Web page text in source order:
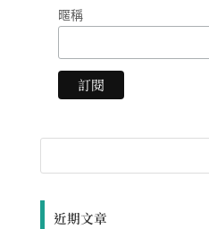
暱稱
近期文章